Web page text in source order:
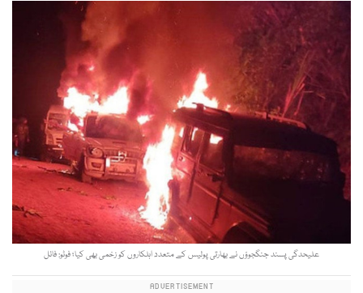
علیحدگی پسند جنگجوؤں نے بھارتی پولیس کے متعدد اہلکاروں کو زخمی بھی کیا؛ فوٹو: فائل